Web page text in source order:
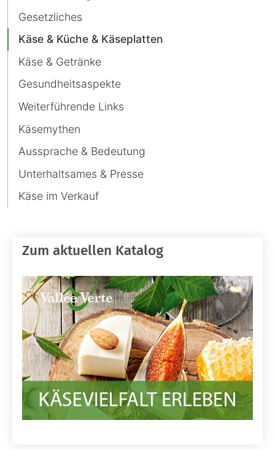
Gesetzliches
Käse & Küche & Käseplatten
Käse & Getränke
Gesundheitsaspekte
Weiterführende Links
Käsemythen
Aussprache & Bedeutung
Unterhaltsames & Presse
Käse im Verkauf
Zum aktuellen Katalog